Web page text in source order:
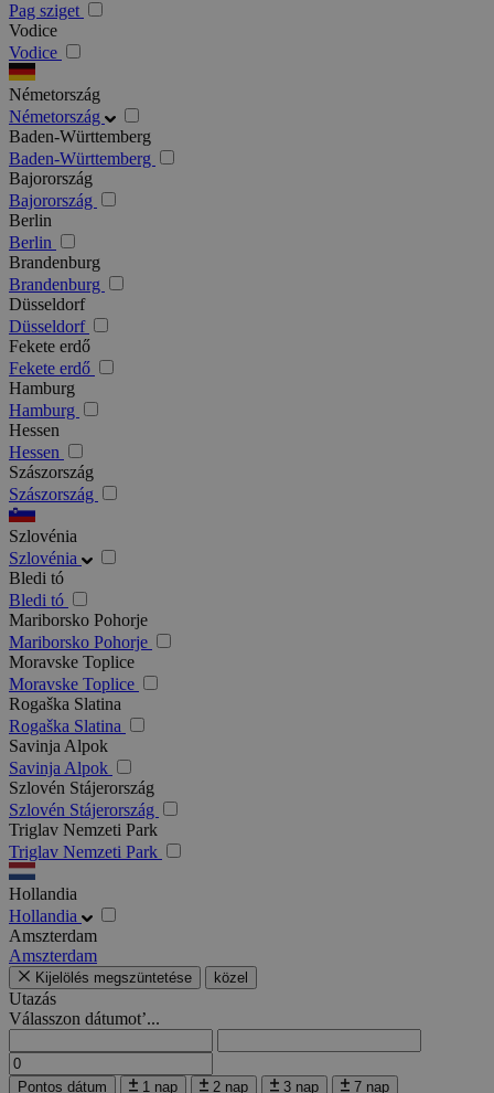
Pag sziget
Vodice
Vodice
Németország
Németország
Baden-Württemberg
Baden-Württemberg
Bajorország
Bajorország
Berlin
Berlin
Brandenburg
Brandenburg
Düsseldorf
Düsseldorf
Fekete erdő
Fekete erdő
Hamburg
Hamburg
Hessen
Hessen
Szászország
Szászország
Szlovénia
Szlovénia
Bledi tó
Bledi tó
Mariborsko Pohorje
Mariborsko Pohorje
Moravske Toplice
Moravske Toplice
Rogaška Slatina
Rogaška Slatina
Savinja Alpok
Savinja Alpok
Szlovén Stájerország
Szlovén Stájerország
Triglav Nemzeti Park
Triglav Nemzeti Park
Hollandia
Hollandia
Amszterdam
Amszterdam
Kijelölés megszüntetése közel
Utazás
Válasszon dátumot’...
Pontos dátum 1 nap 2 nap 3 nap 7 nap